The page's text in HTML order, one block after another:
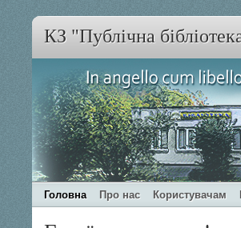
КЗ "Публічна
Головна Про нас Користувачам